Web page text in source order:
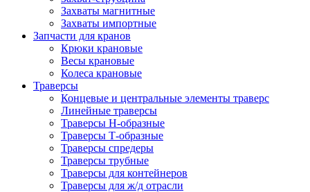
Захваты магнитные
Захваты импортные
Запчасти для кранов
Крюки крановые
Весы крановые
Колеса крановые
Траверсы
Концевые и центральные элементы траверс
Линейные траверсы
Траверсы Н-образные
Траверсы Т-образные
Траверсы спредеры
Траверсы трубные
Траверсы для контейнеров
Траверсы для ж/д отрасли